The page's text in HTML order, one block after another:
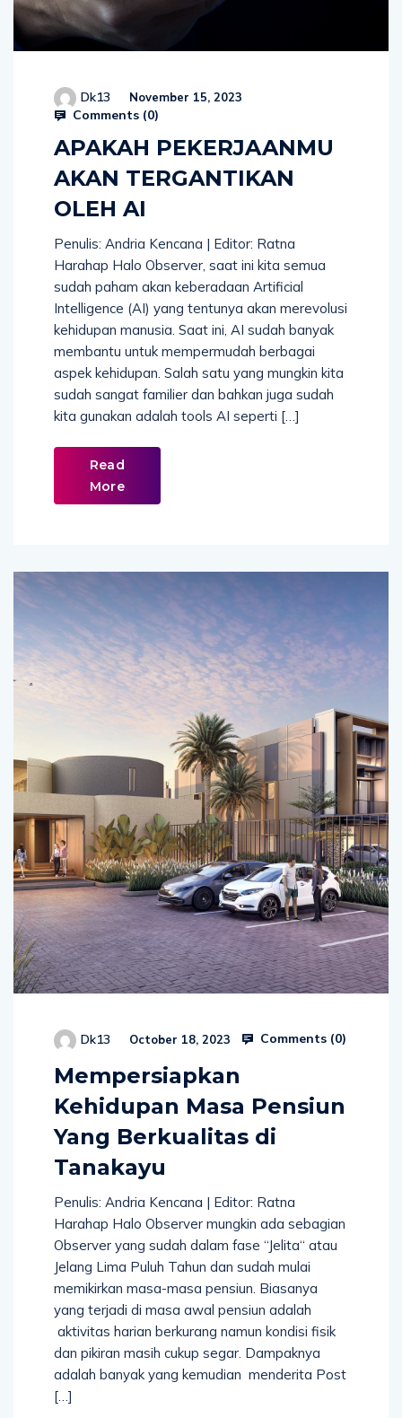
Dk13 November 15, 2023
Comments (0)
APAKAH PEKERJAANMU
AKAN TERGANTIKAN
OLEH AI
Penulis: Andria Kencana | Editor: Ratna
Harahap Halo Observer, saat ini kita semua
sudah paham akan keberadaan Artificial
Intelligence (AI) yang tentunya akan merevolusi
kehidupan manusia. Saat ini, AI sudah banyak
membantu untuk mempermudah berbagai
aspek kehidupan. Salah satu yang mungkin kita
sudah sangat familier dan bahkan juga sudah
kita gunakan adalah tools AI seperti […]
Read
More
Dk13 October 18, 2023 Comments (0)
Mempersiapkan
Kehidupan Masa Pensiun
Yang Berkualitas di
Tanakayu
Penulis: Andria Kencana | Editor: Ratna
Harahap Halo Observer mungkin ada sebagian
Observer yang sudah dalam fase “Jelita“ atau
Jelang Lima Puluh Tahun dan sudah mulai
memikirkan masa-masa pensiun. Biasanya
yang terjadi di masa awal pensiun adalah
aktivitas harian berkurang namun kondisi fisik
dan pikiran masih cukup segar. Dampaknya
adalah banyak yang kemudian menderita Post
[…]